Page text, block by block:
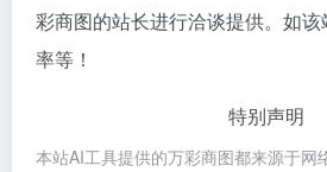
彩商图的站长进行洽谈提供。如
率等！
特别声明
本站AI工具提供的万彩商图都来源于网